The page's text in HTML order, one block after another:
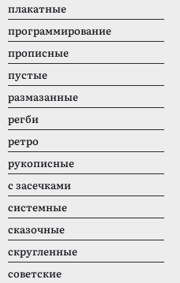
плакатные
программирование
прописные
пустые
размазанные
регби
ретро
рукописные
с засечками
системные
сказочные
скругленные
советские